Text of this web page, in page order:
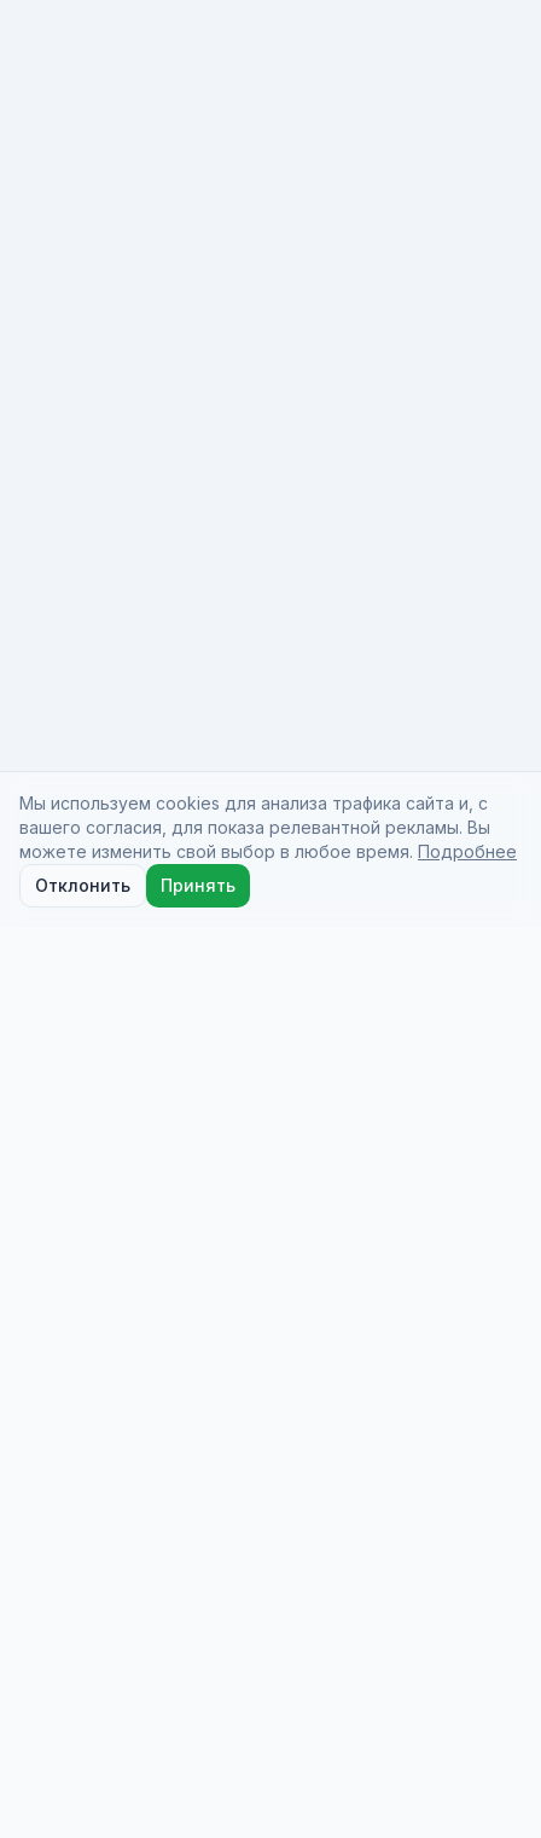
Мы используем cookies для анализа трафика сайта и, с
вашего согласия, для показа релевантной рекламы. Вы
можете изменить свой выбор в любое время. Подробнее
Отклонить
Принять